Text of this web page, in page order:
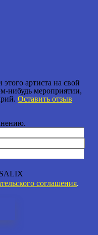
артиста на свой
нибудь мероприятии,
Оставить отзыв
соглашения.